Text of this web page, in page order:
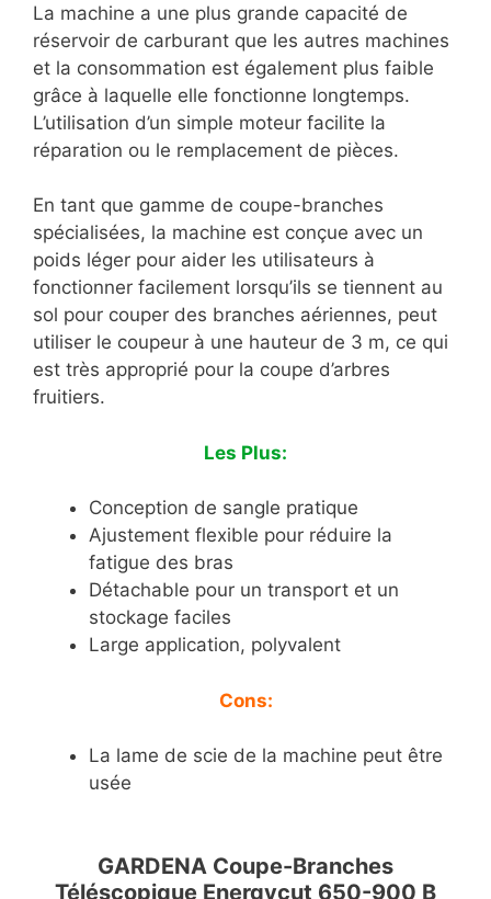
La machine a une plus grande capacité de
réservoir de carburant que les autres machines
et la consommation est également plus faible
grâce à laquelle elle fonctionne longtemps.
L’utilisation d’un simple moteur facilite la
réparation ou le remplacement de pièces.
En tant que gamme de coupe-branches
spécialisées, la machine est conçue avec un
poids léger pour aider les utilisateurs à
fonctionner facilement lorsqu’ils se tiennent au
sol pour couper des branches aériennes, peut
utiliser le coupeur à une hauteur de 3 m, ce qui
est très approprié pour la coupe d’arbres
fruitiers.
Les Plus:
Conception de sangle pratique
Ajustement flexible pour réduire la
fatigue des bras
Détachable pour un transport et un
stockage faciles
Large application, polyvalent
Cons:
La lame de scie de la machine peut être
usée
GARDENA Coupe-Branches
Téléscopique Energycut 650-900 B